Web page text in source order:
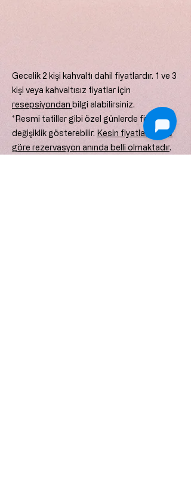
Gecelik 2 kişi kahvaltı dahil fiyatlardır. 1 ve 3
kişi veya kahvaltısız fiyatlar için
resepsiyondan bilgi alabilirsiniz.
*Resmi tatiller gibi özel günlerde fiyatlar
değişiklik gösterebilir. Kesin fiyatlar tarihe
göre rezervasyon anında belli olmaktadır.